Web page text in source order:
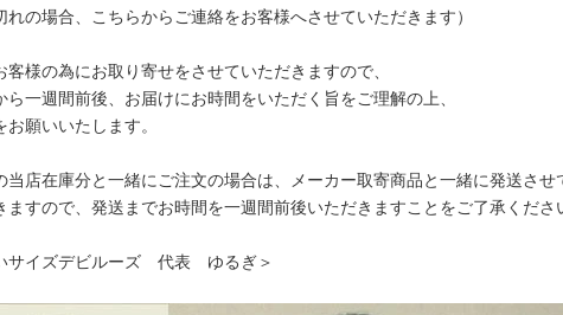
れの場合、こちらからご連絡をお客様へさせていただきます）
客様の為にお取り寄せをさせていただきますので、
ら一週間前後、お届けにお時間をいただく旨をご理解の上、
お願いいたします。
当店在庫分と一緒にご注文の場合は、メーカー取寄商品と一緒に発送させ
ますので、発送までお時間を一週間前後いただきますことをご了承くださ
サイズデビルーズ 代表 ゆるぎ＞